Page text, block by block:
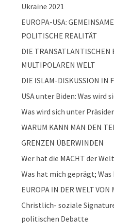
Ukraine 2021
EUROPA-USA:
POLITISCHE REALITÄT
DIE
MULTIPOLAREN WELT
DIE ISLAM-DISKUSSION IN
USA unter Biden: Was wird
Was wird sich unter
WARUM KANN MAN DEN
GRENZEN ÜBERWINDEN
Wer hat die MACHT der
Was hat mich geprägt;
EUROPA IN DER WELT VON
Christlich- soziale
politischen Debatte